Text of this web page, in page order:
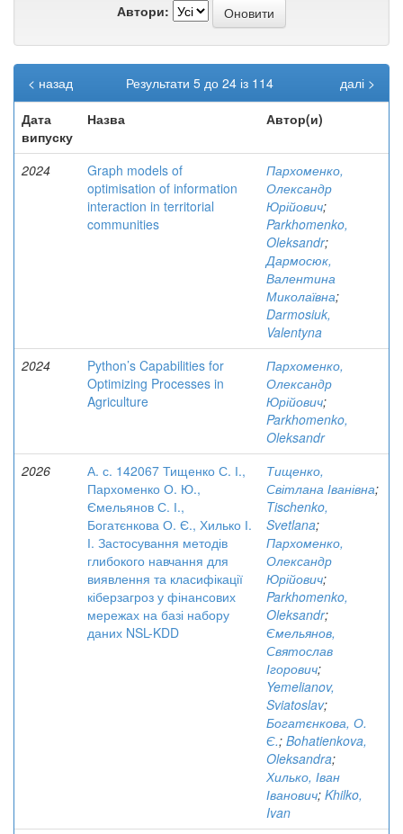
Автори:
Результати 5 до 24 із 114
< назад
далі >
Дата
випуску
Назва Автор(и)
2024
Graph models of
optimisation of information
interaction in territorial
communities
Пархоменко,
Олександр
Юрійович;
Parkhomenko,
Oleksandr;
Дармосюк,
Валентина
Миколаївна;
Darmosiuk,
Valentyna
2024
Python’s Capabilities for
Optimizing Processes in
Agriculture
Пархоменко,
Олександр
Юрійович;
Parkhomenko,
Oleksandr
2026
А. с. 142067 Тищенко С. І.,
Пархоменко О. Ю.,
Ємельянов С. І.,
Богатєнкова О. Є., Хилько І.
І. Застосування методів
глибокого навчання для
виявлення та класифікації
кіберзагроз у фінансових
мережах на базі набору
даних NSL-KDD
Тищенко,
Світлана Іванівна;
Tischenko,
Svetlana;
Пархоменко,
Олександр
Юрійович;
Parkhomenko,
Oleksandr;
Ємельянов,
Святослав
Ігорович;
Yemelianov,
Sviatoslav;
Богатєнкова, О.
Є.; Bohatienkova,
Oleksandra;
Хилько, Іван
Іванович; Khilko,
Ivan